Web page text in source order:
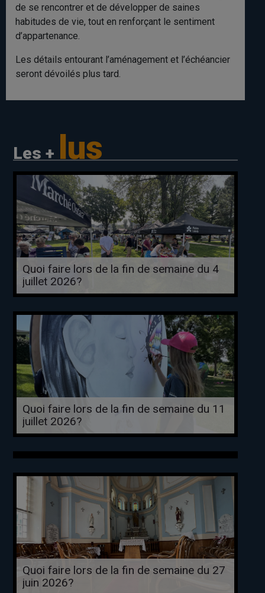
de se rencontrer et de développer de saines
habitudes de vie, tout en renforçant le sentiment
d’appartenance.
Les détails entourant l’aménagement et l’échéancier
seront dévoilés plus tard.
Les + lus
Quoi faire lors de la fin de semaine du 4
juillet 2026?
Quoi faire lors de la fin de semaine du 11
juillet 2026?
Quoi faire lors de la fin de semaine du 27
juin 2026?